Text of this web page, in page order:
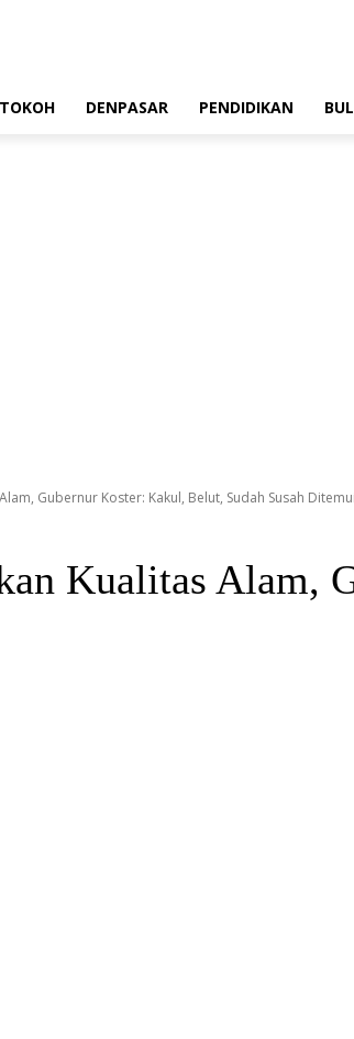
TOKOH DENPASAR PENDIDIKAN
Gubernur Koster: Kakul, Belut, Sudah Susah Ditemui
Kualitas Alam,